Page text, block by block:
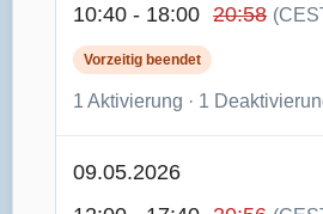
10:40 - 18:00 20:58
Vorzeitig beendet
1 Aktivierung · 1
09.05.2026